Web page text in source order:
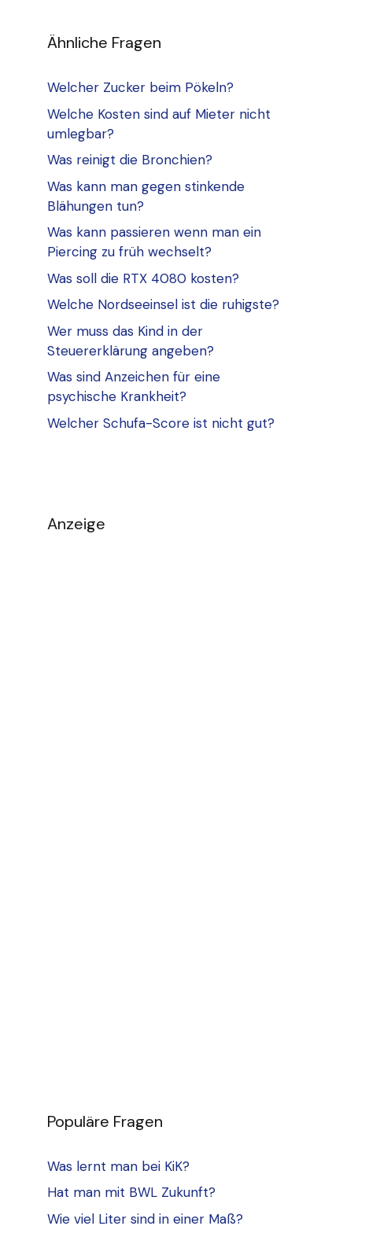
Ähnliche Fragen
Welcher Zucker beim Pökeln?
Welche Kosten sind auf Mieter nicht
umlegbar?
Was reinigt die Bronchien?
Was kann man gegen stinkende
Blähungen tun?
Was kann passieren wenn man ein
Piercing zu früh wechselt?
Was soll die RTX 4080 kosten?
Welche Nordseeinsel ist die ruhigste?
Wer muss das Kind in der
Steuererklärung angeben?
Was sind Anzeichen für eine
psychische Krankheit?
Welcher Schufa-Score ist nicht gut?
Anzeige
Populäre Fragen
Was lernt man bei KiK?
Hat man mit BWL Zukunft?
Wie viel Liter sind in einer Maß?